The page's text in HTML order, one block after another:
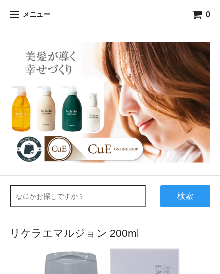
メニュー 0
検索
リケラエマルジョン 200ml